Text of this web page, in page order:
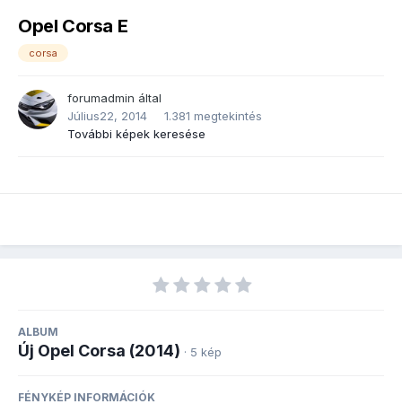
Opel Corsa E
corsa
forumadmin által
Július22, 2014
1.381 megtekintés
További képek keresése
ALBUM
Új Opel Corsa (2014) · 5 kép
FÉNYKÉP INFORMÁCIÓK